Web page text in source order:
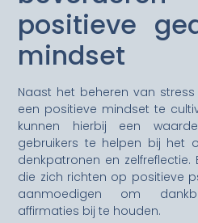
positieve
mindset
Naast het beheren van
een positieve mindset te
kunnen hierbij een
gebruikers te helpen bij het
denkpatronen en zelfreflectie.
die zich richten op positieve
aanmoedigen om
affirmaties bij te houden.